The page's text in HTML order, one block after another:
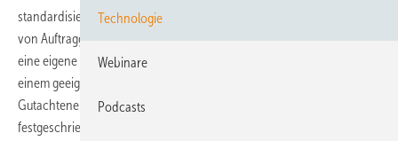
standardisierten Zustandsberichten wurde auf Basis der Erfahrungen
von Auftraggebern und Mitarbeitern weiter optimiert. Parallel wurde
eine eigene Inspektionssoftware entwickelt, die in Kombination mit
einem geeigneten Pocket PC eine schnelle und einheitliche
Gutachtenerstellung ermöglicht. Der Mitarbeiter folgt dabei einem
festgeschriebenen Inspektionsablauf und dokumentiert die
Technologie
Webinare
Podcasts